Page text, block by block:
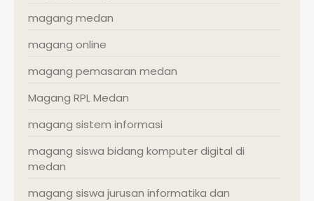
magang medan
magang online
magang pemasaran medan
Magang RPL Medan
magang sistem informasi
magang siswa bidang komputer digital di
medan
magang siswa jurusan informatika dan